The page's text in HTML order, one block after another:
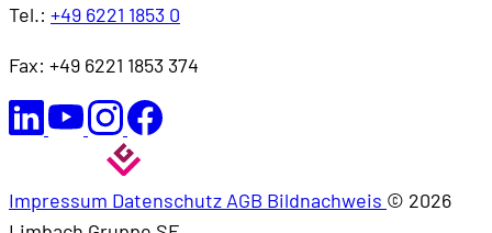
Tel.: +49 6221 1853 0
Fax: +49 6221 1853 374
Impressum Datenschutz AGB Bildnachweis © 2026